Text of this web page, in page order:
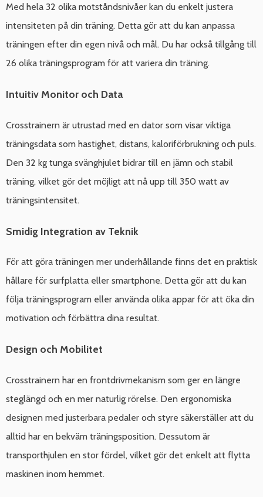
Med hela 32 olika motståndsnivåer kan du enkelt justera
intensiteten på din träning. Detta gör att du kan anpassa
träningen efter din egen nivå och mål. Du har också tillgång till
26 olika träningsprogram för att variera din träning.
Intuitiv Monitor och Data
Crosstrainern är utrustad med en dator som visar viktiga
träningsdata som hastighet, distans, kaloriförbrukning och puls.
Den 32 kg tunga svänghjulet bidrar till en jämn och stabil
träning, vilket gör det möjligt att nå upp till 350 watt av
träningsintensitet.
Smidig Integration av Teknik
För att göra träningen mer underhållande finns det en praktisk
hållare för surfplatta eller smartphone. Detta gör att du kan
följa träningsprogram eller använda olika appar för att öka din
motivation och förbättra dina resultat.
Design och Mobilitet
Crosstrainern har en frontdrivmekanism som ger en längre
steglängd och en mer naturlig rörelse. Den ergonomiska
designen med justerbara pedaler och styre säkerställer att du
alltid har en bekväm träningsposition. Dessutom är
transporthjulen en stor fördel, vilket gör det enkelt att flytta
maskinen inom hemmet.